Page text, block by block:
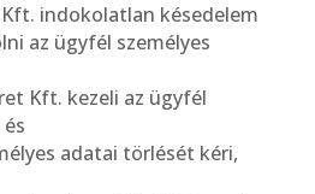
indokolatlan késedelem
az ügyfél személyes
Kft. kezeli az ügyfél
adatai törlését kéri,